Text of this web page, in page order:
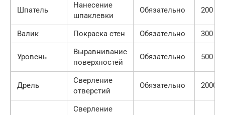
Шпатель
Нанесение
шпаклевки
Обязательно 200
Валик Покраска стен Обязательно 300
Уровень
Выравнивание
поверхностей
Обязательно 500
Дрель
Сверление
отверстий
Обязательно 2000
Сверление